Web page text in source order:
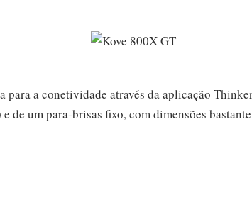
para a conetividade através da aplicação
de um para-brisas fixo, com dimensões